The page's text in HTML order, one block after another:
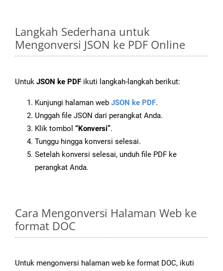
Langkah Sederhana untuk
Mengonversi JSON ke PDF Online
Untuk JSON ke PDF ikuti langkah-langkah berikut:
Kunjungi halaman web JSON ke PDF.
Unggah file JSON dari perangkat Anda.
Klik tombol “Konversi”.
Tunggu hingga konversi selesai.
Setelah konversi selesai, unduh file PDF ke
perangkat Anda.
Cara Mengonversi Halaman Web ke
format DOC
Untuk mengonversi halaman web ke format DOC, ikuti